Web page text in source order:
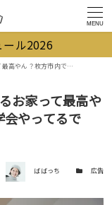
MENU
ール2026
見学会やってるで【ひらつー不動産】
お家って最高や
やってるで
著者 ばばっち カテゴリー
広告